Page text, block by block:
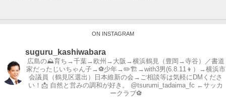
ON INSTAGRAM
suguru_kashiwabara
広島の⛰育ち→千葉→欧州→大阪→横浜鶴見（豊岡→寺谷）／書道
家だったじいちゃん子→⚽️少年→✏️🏗→with3男(6.8.11👦）→横浜市
会議員（鶴見区選出）日本維新の会→ご相談等は気軽にDMくださ
い！📩 自然と営みの調和が好き。
@tsurumi_tadaima_fc ←サッカ
ークラブ⚽️